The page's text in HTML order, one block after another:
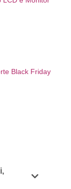
Black Friday